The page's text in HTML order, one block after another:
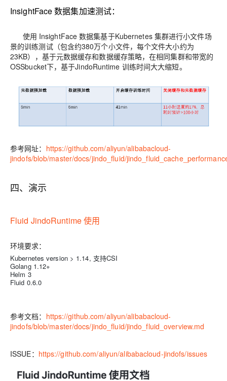
InsightFace 数据集加速测试：
使用 InsightFace 数据集基于Kubernetes 集群进行小文件场
景的训练测试（包含约380万个小文件，每个文件大小约为
23KB），基于元数据缓存和数据缓存策略，在相同集群和带宽的
OSSbucket下，基于JindoRuntime 训练时间大大缩短。
参考网址： https://github.com/aliyun/alibabacloud-
jindofs/blob/master/docs/jindo_fluid/
四、演示
Fluid JindoRuntime 使用
环境要求：
Kubernetes version > 1.14, 支持CSI
Golang 1.12+
Helm 3
Fluid 0.6.0
参考文档： https://github.com/aliyun/alibabacloud-
jindofs/blob/master/docs/jindo_fluid/jindo_fluid_overview.md
ISSUE： https://github.com/aliyun/alibabacloud-jindofs/issues